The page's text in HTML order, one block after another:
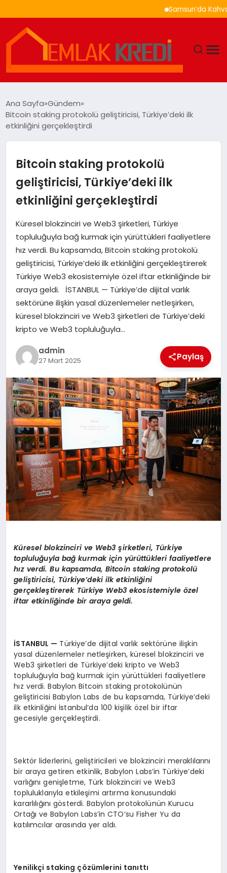
Samsun’da Kahvaltı
EKONOMI
MAGAZIN
SAĞLIK
SIYASET
SPOR
TEKNOLOJI
YAŞAM
Ana Sayfa Gündem
Bitcoin staking protokolü geliştiricisi, Türkiye’deki ilk
etkinliğini gerçekleştirdi
Bitcoin staking protokolü
geliştiricisi, Türkiye’deki ilk
etkinliğini gerçekleştirdi
Küresel blokzinciri ve Web3 şirketleri, Türkiye
topluluğuyla bağ kurmak için yürüttükleri faaliyetlere
hız verdi. Bu kapsamda, Bitcoin staking protokolü
geliştiricisi, Türkiye’deki ilk etkinliğini gerçekleştirerek
Türkiye Web3 ekosistemiyle özel iftar etkinliğinde bir
araya geldi. İSTANBUL — Türkiye’de dijital varlık
sektörüne ilişkin yasal düzenlemeler netleşirken,
küresel blokzinciri ve Web3 şirketleri de Türkiye’deki
kripto ve Web3 topluluğuyla…
admin
27 Mart 2025 Paylaş
Küresel blokzinciri ve Web3 şirketleri, Türkiye
topluluğuyla bağ kurmak için yürüttükleri faaliyetlere
hız verdi. Bu kapsamda, Bitcoin staking protokolü
geliştiricisi, Türkiye’deki ilk etkinliğini
gerçekleştirerek Türkiye Web3 ekosistemiyle özel
iftar etkinliğinde bir araya geldi.
İSTANBUL — Türkiye’de dijital varlık sektörüne ilişkin
yasal düzenlemeler netleşirken, küresel blokzinciri ve
Web3 şirketleri de Türkiye’deki kripto ve Web3
topluluğuyla bağ kurmak için yürüttükleri faaliyetlere
hız verdi. Babylon Bitcoin staking protokolünün
geliştiricisi Babylon Labs de bu kapsamda, Türkiye’deki
ilk etkinliğini İstanbul’da 100 kişilik özel bir iftar
gecesiyle gerçekleştirdi.
Sektör liderlerini, geliştiricileri ve blokzinciri meraklılarını
bir araya getiren etkinlik, Babylon Labs’in Türkiye’deki
varlığını genişletme, Türk blokzinciri ve Web3
topluluklarıyla etkileşimi artırma konusundaki
kararlılığını gösterdi. Babylon protokolünün Kurucu
Ortağı ve Babylon Labs’in CTO’su Fisher Yu da
katılımcılar arasında yer aldı.
Yenilikçi staking çözümlerini tanıttı